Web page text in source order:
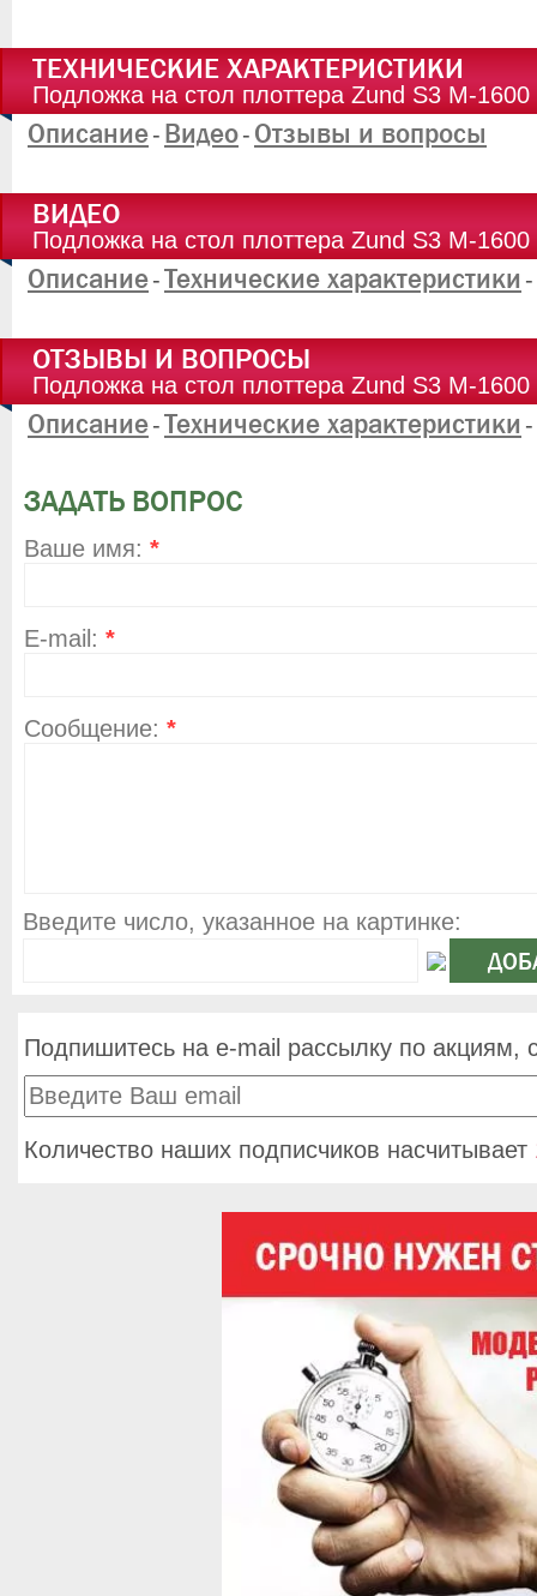
ТЕХНИЧЕСКИЕ ХАРАКТЕРИСТИКИ
Подложка на стол плоттера Zund S3 M-1600
Описание- Видео- Отзывы и вопросы
ВИДЕО
Подложка на стол плоттера Zund S3 M-1600
Описание-Технические характеристики -
ОТЗЫВЫ И ВОПРОСЫ
Подложка на стол плоттера Zund S3 M-1600
Описание-Технические характеристики -
ЗАДАТЬ ВОПРОС
Ваше имя: *
E-mail: *
Сообщение: *
Введите число, указанное на картинке:
Подпишитесь на e-mail рассылку по акциям,
Количество наших подписчиков насчитывает